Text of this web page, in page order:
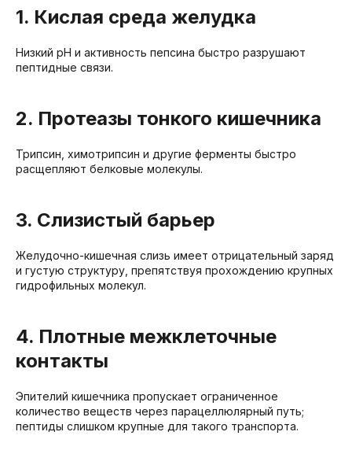
1. Кислая среда желудка
Низкий pH и активность пепсина быстро разрушают
пептидные связи.
2. Протеазы тонкого кишечника
Трипсин, химотрипсин и другие ферменты быстро
расщепляют белковые молекулы.
3. Слизистый барьер
Желудочно-кишечная слизь имеет отрицательный заряд
и густую структуру, препятствуя прохождению крупных
гидрофильных молекул.
4. Плотные межклеточные
контакты
Эпителий кишечника пропускает ограниченное
количество веществ через парацеллюлярный путь;
пептиды слишком крупные для такого транспорта.